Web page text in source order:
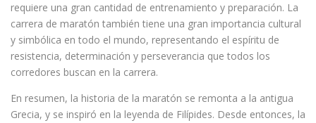
requiere una gran cantidad de entrenamiento y preparación. La
carrera de maratón también tiene una gran importancia cultural
y simbólica en todo el mundo, representando el espíritu de
resistencia, determinación y perseverancia que todos los
corredores buscan en la carrera.
En resumen, la historia de la maratón se remonta a la antigua
Grecia, y se inspiró en la leyenda de Filípides. Desde entonces, la